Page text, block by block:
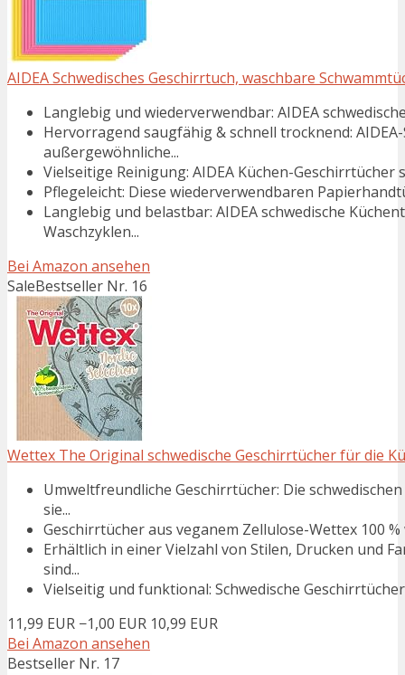
AIDEA Schwedisches Geschirrtuch, waschbare
Langlebig und wiederverwendbar: AIDEA
Hervorragend saugfähig & schnell trocknend:
außergewöhnliche...
Vielseitige Reinigung: AIDEA Küchen-Geschirrtücher
Pflegeleicht: Diese wiederverwendbaren
Langlebig und belastbar: AIDEA schwedische
Waschzyklen...
Bei Amazon ansehen
SaleBestseller Nr. 16
Wettex The Original schwedische Geschirrtücher für die
Umweltfreundliche Geschirrtücher: Die
sie...
Geschirrtücher aus veganem Zellulose-Wettex 100
Erhältlich in einer Vielzahl von Stilen, Drucken und
sind...
Vielseitig und funktional: Schwedische
11,99 EUR −1,00 EUR 10,99 EUR
Bei Amazon ansehen
Bestseller Nr. 17